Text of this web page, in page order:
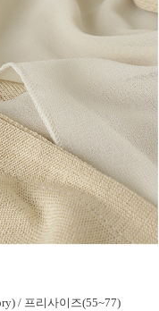
/ 프리사이즈(55~77)